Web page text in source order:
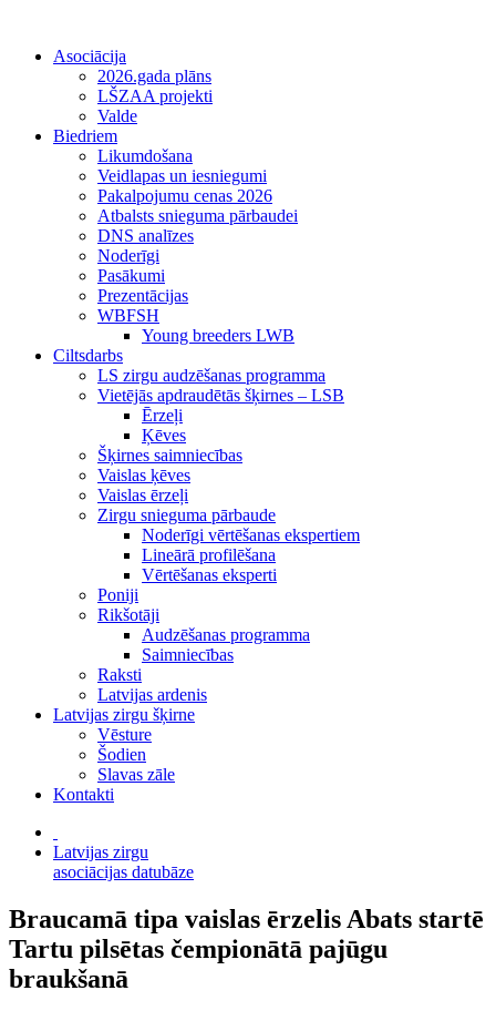
Asociācija
2026.gada plāns
LŠZAA projekti
Valde
Biedriem
Likumdošana
Veidlapas un iesniegumi
Pakalpojumu cenas 2026
Atbalsts snieguma pārbaudei
DNS analīzes
Noderīgi
Pasākumi
Prezentācijas
WBFSH
Young breeders LWB
Ciltsdarbs
LS zirgu audzēšanas programma
Vietējās apdraudētās šķirnes – LSB
Ērzeļi
Ķēves
Šķirnes saimniecības
Vaislas ķēves
Vaislas ērzeļi
Zirgu snieguma pārbaude
Noderīgi vērtēšanas ekspertiem
Lineārā profilēšana
Vērtēšanas eksperti
Poniji
Rikšotāji
Audzēšanas programma
Saimniecības
Raksti
Latvijas ardenis
Latvijas zirgu šķirne
Vēsture
Šodien
Slavas zāle
Kontakti
Latvijas zirgu
asociācijas datubāze
Braucamā tipa vaislas ērzelis Abats startē
Tartu pilsētas čempionātā pajūgu
braukšanā